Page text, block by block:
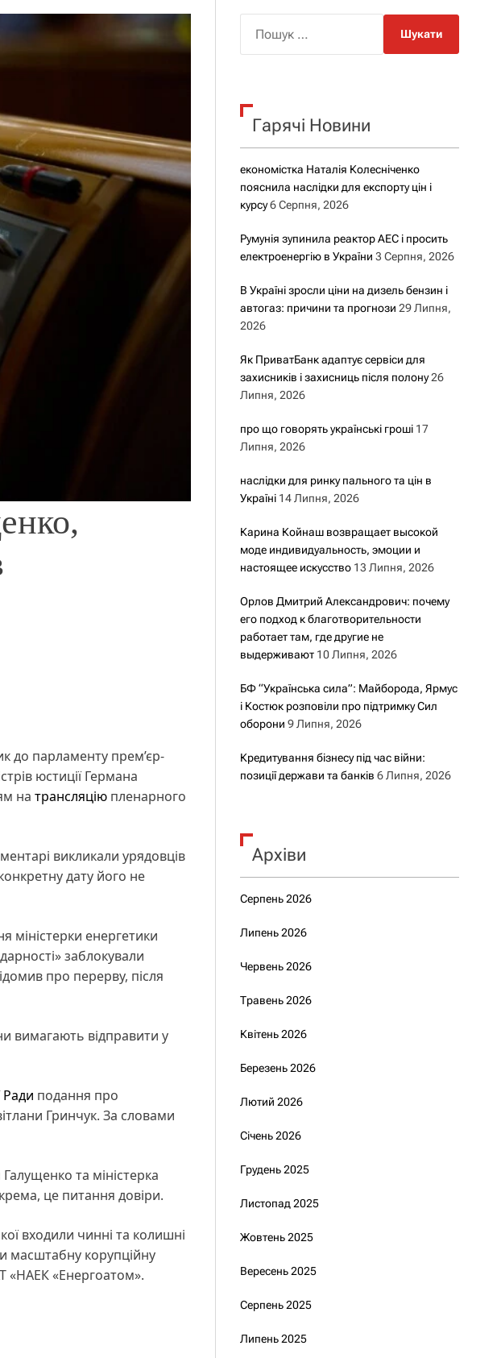
р
о
у
до парламенту прем’єр-
юстиції Германа
на трансляцію пленарного
викликали урядовців
дату його не
міністерки енергетики
заблокували
про перерву, після
вимагають відправити у
Ради подання про
Гринчук. За словами
та міністерка
це питання довіри.
входили чинні та колишні
масштабну корупційну
«НАЕК «Енергоатом».
к
Гарячі Новини
економістка Наталія Колесніченко
пояснила наслідки для експорту цін і
курсу 6 Серпня, 2026
Румунія зупинила реактор АЕС і просить
електроенергію в України 3 Серпня, 2026
В Україні зросли ціни на дизель бензин і
автогаз: причини та прогнози 29 Липня,
2026
Як ПриватБанк адаптує сервіси для
захисників і захисниць після полону 26
Липня, 2026
про що говорять українські гроші 17
Липня, 2026
наслідки для ринку пального та цін в
Україні 14 Липня, 2026
Карина Койнаш возвращает высокой
моде индивидуальность, эмоции и
настоящее искусство 13 Липня, 2026
Орлов Дмитрий Александрович: почему
его подход к благотворительности
работает там, где другие не
выдерживают 10 Липня, 2026
БФ “Українська сила”: Майборода, Ярмус
і Костюк розповіли про підтримку Сил
оборони 9 Липня, 2026
Кредитування бізнесу під час війни:
позиції держави та банків 6 Липня, 2026
Архіви
Серпень 2026
Липень 2026
Червень 2026
Травень 2026
Квітень 2026
Березень 2026
Лютий 2026
Січень 2026
Грудень 2025
Листопад 2025
Жовтень 2025
Вересень 2025
Серпень 2025
Липень 2025